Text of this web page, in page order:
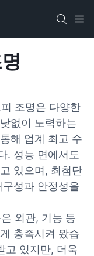
조명은 다양한
없이 노력하는
해 업계 최고 수
. 성능 면에서도
있으며, 최첨단
성과 안정성을
외관, 기능 등
충족시켜 왔습
고 있지만, 더욱